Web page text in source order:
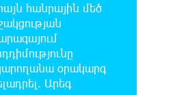
մեծամասնությամբ
է Ռուսաստանի և Իրանի
օրինագիծը
2026
Բեյոնսեն ​​4 դատական
հանրային մեծ
օրակարգ
Արեգ